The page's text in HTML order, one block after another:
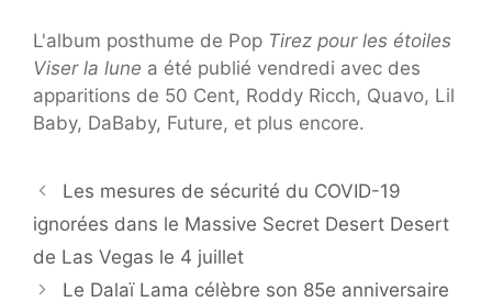
L'album posthume de Pop Tirez pour les étoiles
Viser la lune a été publié vendredi avec des
apparitions de 50 Cent, Roddy Ricch, Quavo, Lil
Baby, DaBaby, Future, et plus encore.
Les mesures de sécurité du COVID-19
ignorées dans le Massive Secret Desert Desert
de Las Vegas le 4 juillet
Le Dalaï Lama célèbre son 85e anniversaire